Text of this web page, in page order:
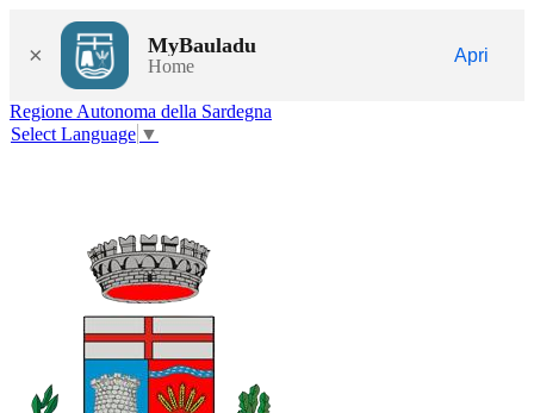
× MyBauladu
Home
Apri
Regione Autonoma della Sardegna
Select Language ▼